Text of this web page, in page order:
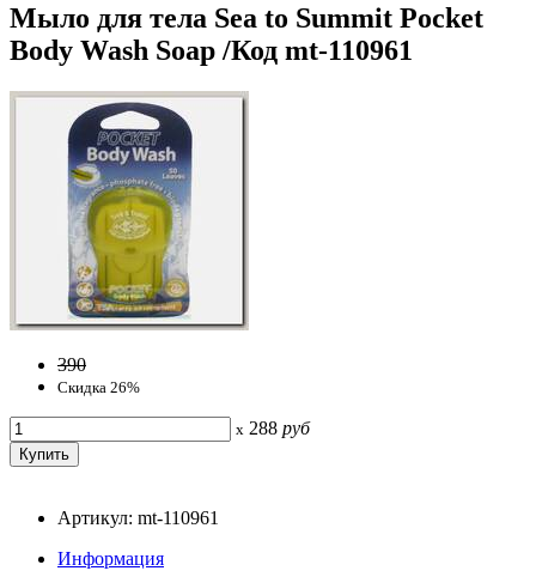
Мыло для тела Sea to Summit Pocket
Body Wash Soap /Код mt-110961
390
Скидка 26%
x 288 руб
Артикул: mt-110961
Информация